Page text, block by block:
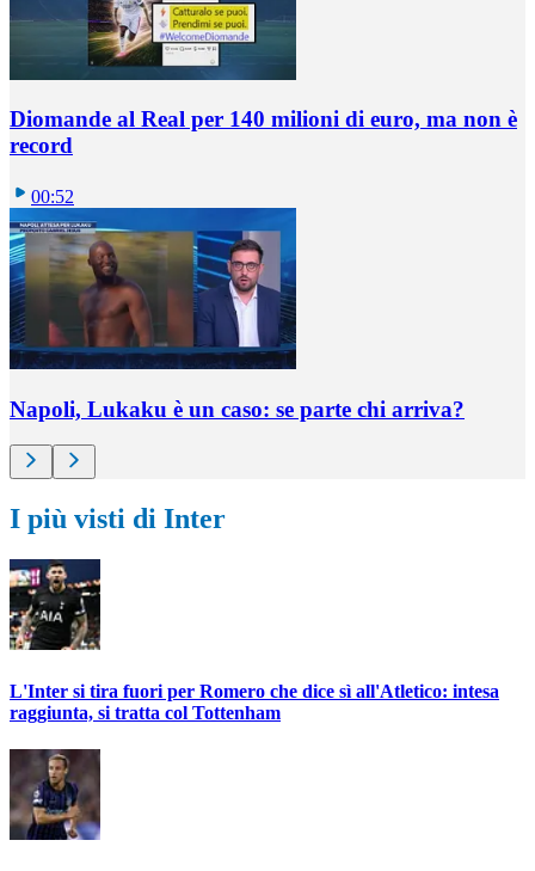
Diomande al Real per 140 milioni di euro, ma non è
record
00:52
Napoli, Lukaku è un caso: se parte chi arriva?
I più visti di Inter
L'Inter si tira fuori per Romero che dice sì all'Atletico: intesa
raggiunta, si tratta col Tottenham